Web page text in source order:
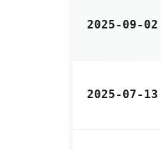
2025-09-02
2025-07-13